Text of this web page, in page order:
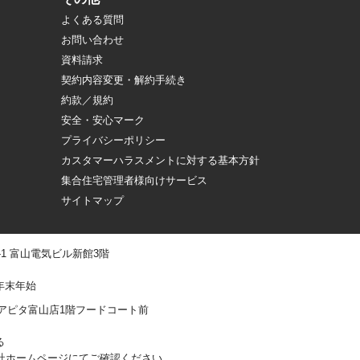
よくある質問
お問い合わせ
資料請求
契約内容変更・解約手続き
約款／規約
安全・安心マーク
プライバシーポリシー
カスタマーハラスメントに対する基本方針
集合住宅管理者様向けサービス
サイトマップ
富山電気ビル新館3階
末年始
ピタ富山店1階フードコート前